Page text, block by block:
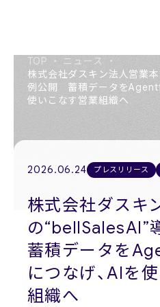
About us
役員紹介
Company
会社概要
Recruit
採用情報
TOP ・ ニュース
・
株式会社ダスキン法人営業
例公開 蓄積データを
使いこなす営業組織へ
2026.06.24 プレスリリース
株式会社ダスキ
の
蓄積データを
につなげ、AIを
組織へ